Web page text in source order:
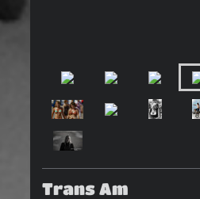
Trans Am